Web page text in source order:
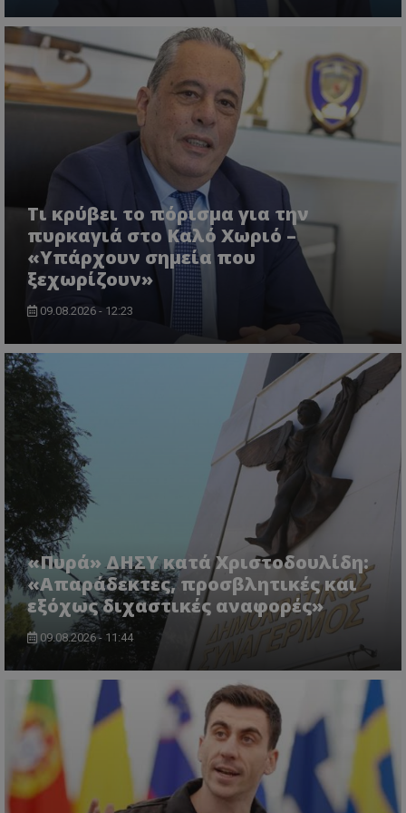
Τι κρύβει το πόρισμα για την
πυρκαγιά στο Καλό Χωριό –
«Υπάρχουν σημεία που
ξεχωρίζουν»
09.08.2026 - 12:23
«Πυρά» ΔΗΣΥ κατά Χριστοδουλίδη:
«Απαράδεκτες, προσβλητικές και
εξόχως διχαστικές αναφορές»
09.08.2026 - 11:44
ASP.NET_SessionId
Microsoft Corporation
lifenewscy.tothemaonline.com
.tiktok.com
CookieScriptConsent
CookieScript
www.tothemaonline.com